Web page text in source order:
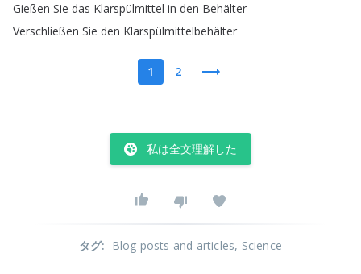
Gießen Sie das Klarspülmittel in den Behälter
Verschließen Sie den Klarspülmittelbehälter
1 2
私は全文理解した
タグ: Blog posts and articles, Science